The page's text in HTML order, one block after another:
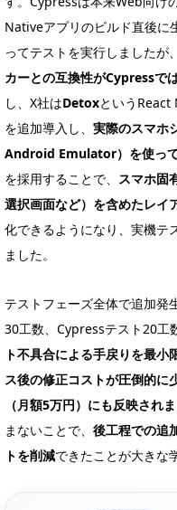
Nativeアプリのビルド直後に
ってテストを実行しましたが、
カーとの互換性がCypressで
し、X社はDetoxというReact
を追加導入し、 実際のスマホ
Android Emulator）を使っ
を採用することで、 スマホ固
選択画面など）を含めたレイ
化できるようになり、実機テ
ました。
テストフェーズ全体で追加発
30工数、Cypressテスト20工
ト不具合による手戻りを最
ス後の修正コストが圧倒的に
（月額5万円）にも反映され
まないことで、 後工程での追
トを削減できたことが大きな